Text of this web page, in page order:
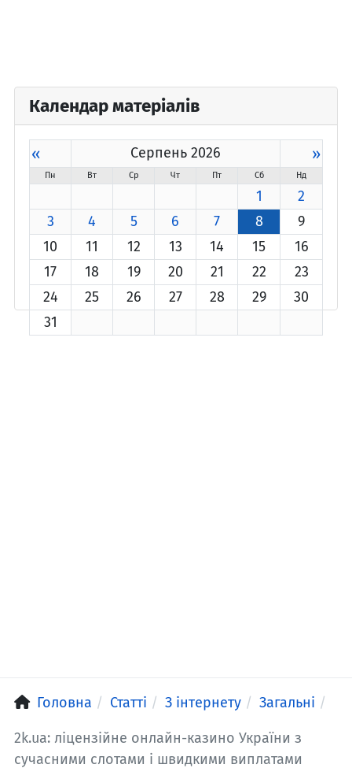
Календар матеріалів
« Серпень 2026 »
Пн Вт Ср Чт Пт Сб Нд
1
2
3
4 5 6 7 8
9
10
11 12 13 14 15
16
17
18 19 20 21 22
23
24
25 26 27 28 29
30
31
Головна Статті З інтернету Загальні
2k.ua: ліцензійне онлайн-казино України з
сучасними слотами і швидкими виплатами